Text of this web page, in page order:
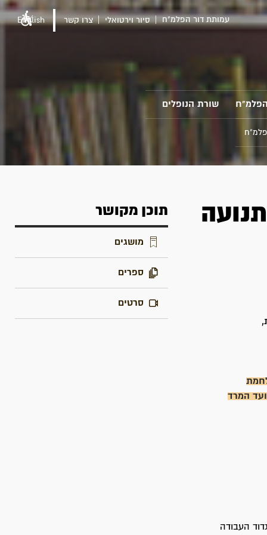
עמותת דור הפלמ"ח סיור וירטואלי צרו קשר English
שורת הנופלים
המרד
העלייה הרביעית - גדוד העבודה
תוכן מקושר
מושגים
ספרים
סרטים